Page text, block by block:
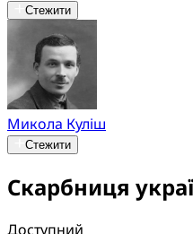
Стежити
Микола Куліш
Стежити
Скарбниця
Доступний